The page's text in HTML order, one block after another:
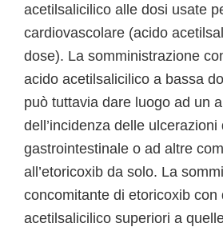
acetilsalicilico alle dosi usate
cardiovascolare (acido
dose). La somministrazione
acido acetilsalicilico a bassa
può tuttavia dare luogo ad un
dell’incidenza delle ulcerazioni
gastrointestinale o ad altre
all’etoricoxib da solo. La
concomitante di etoricoxib con
acetilsalicilico superiori a